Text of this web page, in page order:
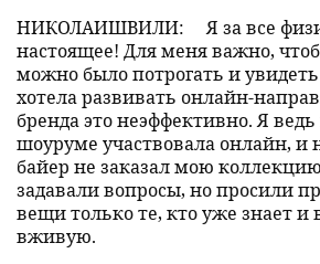
НИКОЛАИШВИЛИ:
Я за все
настоящее! Для меня важно,
можно было потрогать и
хотела развивать онлайн-
бренда это неэффективно. Я
шоуруме участвовала онлайн, и
байер не заказал мою
задавали вопросы, но просили
вещи только те, кто уже знает и
вживую.